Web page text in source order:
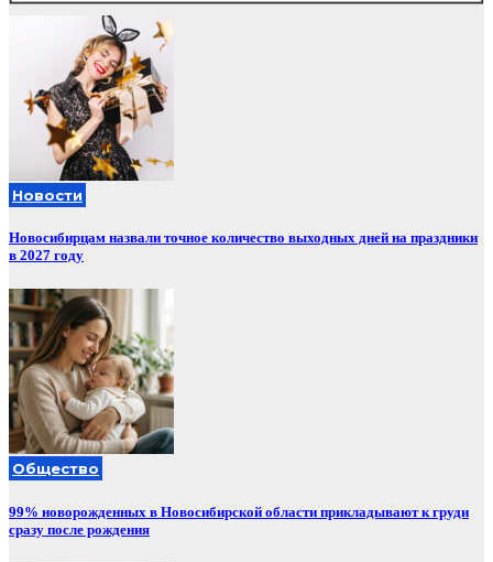
Новости
Новосибирцам назвали точное количество выходных дней на праздники
в 2027 году
Общество
99% новорожденных в Новосибирской области прикладывают к груди
сразу после рождения